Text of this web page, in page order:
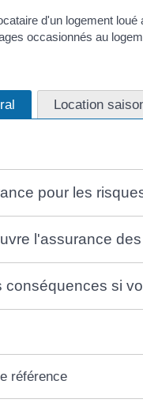
d'un logement
occasionnés au
Location
pour les
l'assurance
conséquences si
référence